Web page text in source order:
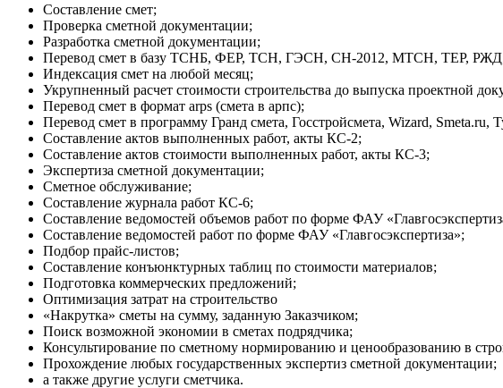
Составление смет;
Проверка сметной документации;
Разработка сметной документации;
Перевод смет в базу ТСНБ, ФЕР, ТСН, ГЭСН, СН-2012, МТСН, ТЕР,
Индексация смет на любой месяц;
Укрупненный расчет стоимости строительства до выпуска проектной
Перевод смет в формат arps (смета в арпс);
Перевод смет в программу Гранд смета, Госстройсмета, Wizard, Smeta.ru,
Составление актов выполненных работ, акты КС-2;
Составление актов стоимости выполненных работ, акты КС-3;
Экспертиза сметной документации;
Сметное обслуживание;
Составление журнала работ КС-6;
Составление ведомостей объемов работ по форме ФАУ
Составление ведомостей работ по форме ФАУ «Главгосэкспертиза»;
Подбор прайс-листов;
Составление конъюнктурных таблиц по стоимости материалов;
Подготовка коммерческих предложений;
Оптимизация затрат на строительство
«Накрутка» сметы на сумму, заданную Заказчиком;
Поиск возможной экономии в сметах подрядчика;
Консультирование по сметному нормированию и ценообразованию в
Прохождение любых государственных экспертиз сметной документации;
а также другие услуги сметчика.